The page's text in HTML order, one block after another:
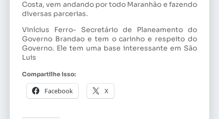
Costa, vem andando por todo Maranhão e fazendo
diversas parcerias.
Vinícius Ferro- Secretário de Planeamento do
Governo Brandao e tem o carinho e respeito do
Governo. Ele tem uma base interessante em São
Luis
Compartilhe isso:
Facebook X